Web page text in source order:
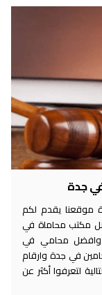
جدة
يقدم لكم
مكتب محاماة في
وافضل محامي في
في جدة وارقام
لتعرفوا أكثر عن